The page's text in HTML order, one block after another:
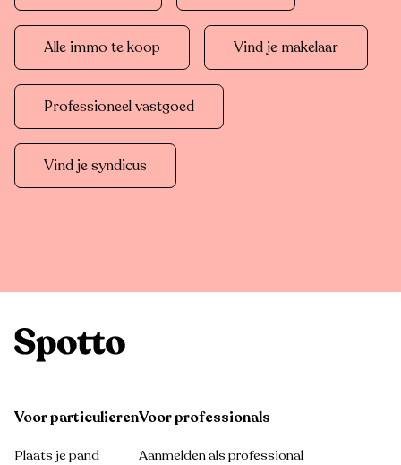
Alle immo te koop Vind je makelaar
Professioneel vastgoed
Vind je syndicus
Voor particulieren
Plaats je pand
Voor professionals
Aanmelden als professional